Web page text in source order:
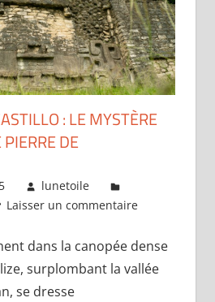
: LE MYSTÈRE
DE
lunetoile
Laisser un commentaire
dans la canopée dense
surplombant la vallée
se dresse